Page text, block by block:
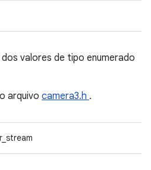
valores de tipo enumerado
arquivo camera3.h .